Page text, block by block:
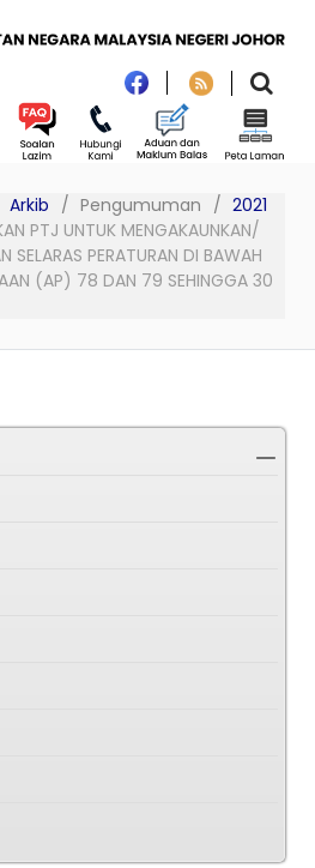
Arkib Pengumuman
2021
PTJ UNTUK MENGAKAUNKAN/
SELARAS PERATURAN DI BAWAH
(AP) 78 DAN 79 SEHINGGA 30